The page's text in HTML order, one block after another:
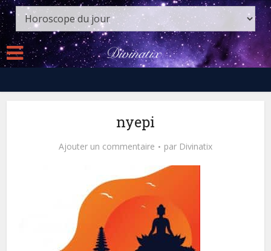
nyepi
Ajouter un commentaire par Divinatix